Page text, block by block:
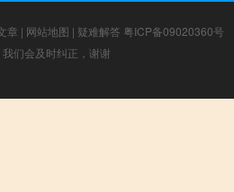
章 | 网站地图 | 疑难解答 粤ICP备09020360号
们会及时纠正，谢谢